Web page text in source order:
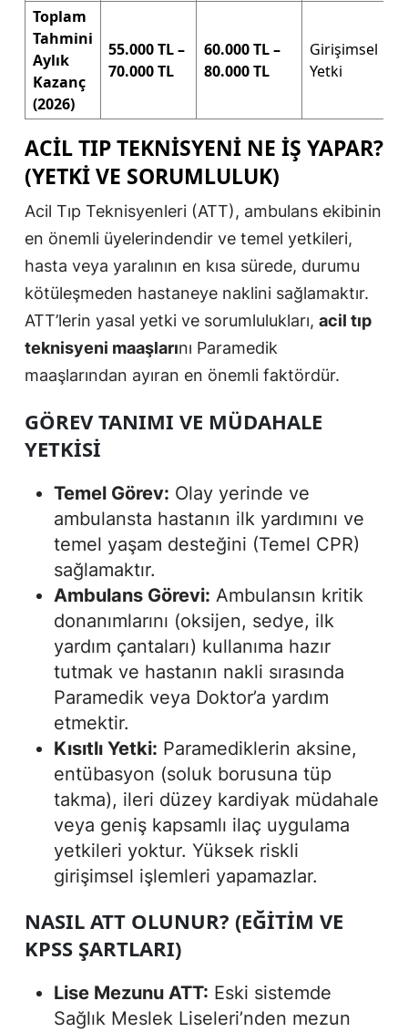
Toplam
Tahmini
Aylık
Kazanç
(2026)
55.000 TL –
70.000 TL
60.000 TL –
80.000 TL
Girişimsel
Yetki
ACIL TIP TEKNISYENI NE İŞ YAPAR?
(YETKI VE SORUMLULUK)
Acil Tıp Teknisyenleri (ATT), ambulans ekibinin
en önemli üyelerindendir ve temel yetkileri,
hasta veya yaralının en kısa sürede, durumu
kötüleşmeden hastaneye naklini sağlamaktır.
ATT’lerin yasal yetki ve sorumlulukları, acil tıp
teknisyeni maaşlarını Paramedik
maaşlarından ayıran en önemli faktördür.
GÖREV TANIMI VE MÜDAHALE
YETKISI
Temel Görev: Olay yerinde ve
ambulansta hastanın ilk yardımını ve
temel yaşam desteğini (Temel CPR)
sağlamaktır.
Ambulans Görevi: Ambulansın kritik
donanımlarını (oksijen, sedye, ilk
yardım çantaları) kullanıma hazır
tutmak ve hastanın nakli sırasında
Paramedik veya Doktor’a yardım
etmektir.
Kısıtlı Yetki: Paramediklerin aksine,
entübasyon (soluk borusuna tüp
takma), ileri düzey kardiyak müdahale
veya geniş kapsamlı ilaç uygulama
yetkileri yoktur. Yüksek riskli
girişimsel işlemleri yapamazlar.
NASIL ATT OLUNUR? (EĞITIM VE
KPSS ŞARTLARI)
Lise Mezunu ATT: Eski sistemde
Sağlık Meslek Liseleri’nden mezun